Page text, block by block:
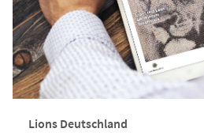
Lions Deutschland